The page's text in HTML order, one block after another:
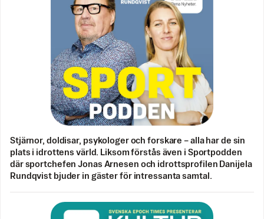
Stjärnor, doldisar, psykologer och forskare – alla har de sin
plats i idrottens värld. Liksom förstås även i Sportpodden
där sportchefen Jonas Arnesen och idrottsprofilen Danijela
Rundqvist bjuder in gäster för intressanta samtal.